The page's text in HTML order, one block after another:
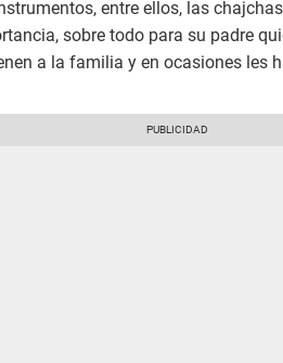
entre ellos, las
sobre todo para su padre
a la familia y en ocasiones les